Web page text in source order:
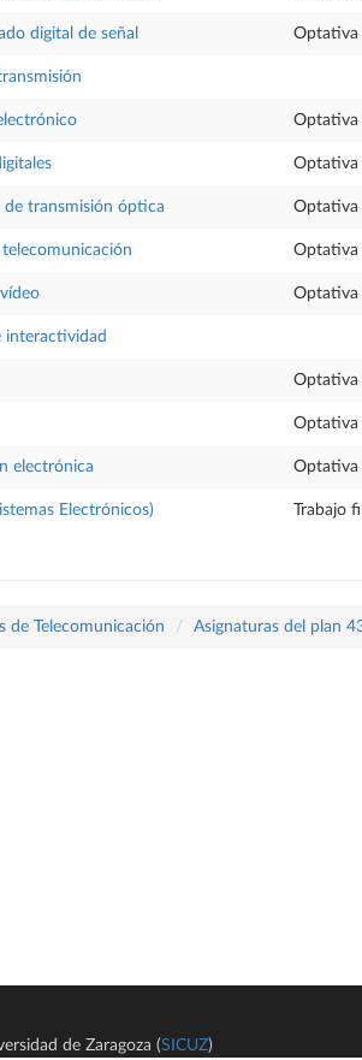
digital de señal Optativa
Optativa
Optativa
de transmisión óptica Optativa
Optativa
Optativa
interactividad
Optativa
Optativa
electrónica Optativa
Electrónicos) Trabajo
de Telecomunicación Asignaturas del plan
de Zaragoza (SICUZ)